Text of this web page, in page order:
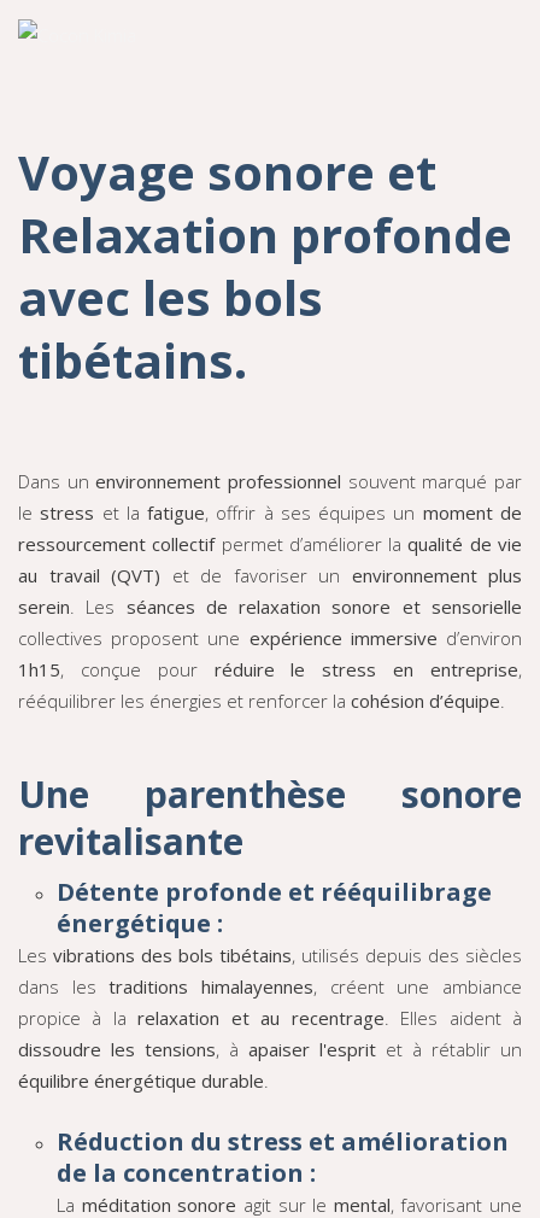
Voyage sonore et
Relaxation profonde
avec les bols
tibétains.
Dans unenvironnement professionnel souvent marqué par
lestress et lafatigue, offrir à ses équipes un moment de
ressourcement collectifpermet d’améliorer laqualité de vie
au travail (QVT) et de favoriser un environnement plus
serein . Les séances de relaxation sonore et sensorielle
collectives proposent une expérience immersive d’environ
1h15, conçue pour réduire le stress en entreprise,
rééquilibrer les énergies et renforcer la cohésion d’équipe
Une parenthèse sonore
revitalisante
Détente profonde et rééquilibrage
énergétique :
Les vibrations des bols tibétains, utilisés depuis des siècles
dans lestraditions himalayennes, créent une ambiance
propice à larelaxation et au recentrage . Elles aident à
dissoudre les tensions, à apaiser l'esprit et à rétablir un
équilibre énergétique durable
Réduction du stress et amélioration
de la concentration :
La méditation sonore agit sur le mental, favorisant une